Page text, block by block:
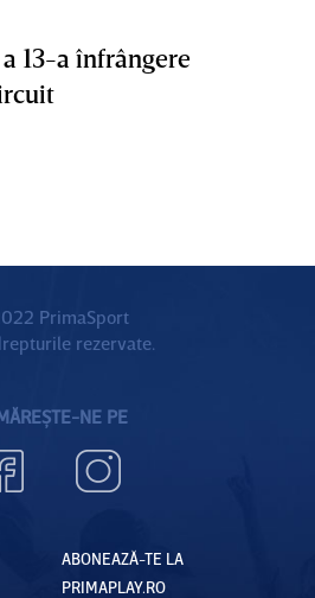
13-a înfrângere
PrimaSport
rezervate.
NE PE
ABONEAZĂ-TE LA
PRIMAPLAY.RO